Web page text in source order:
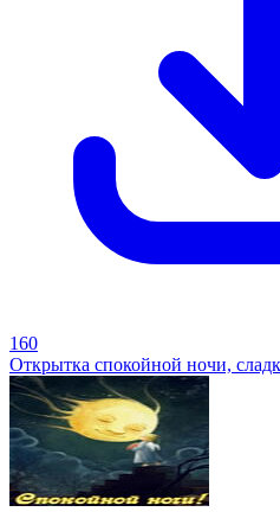
160
Открытка спокойной ночи,